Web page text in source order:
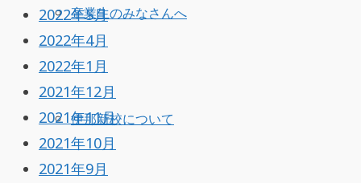
卒業生のみなさんへ
伊那新校について
2022年5月
2022年4月
2022年1月
2021年12月
2021年11月
2021年10月
2021年9月